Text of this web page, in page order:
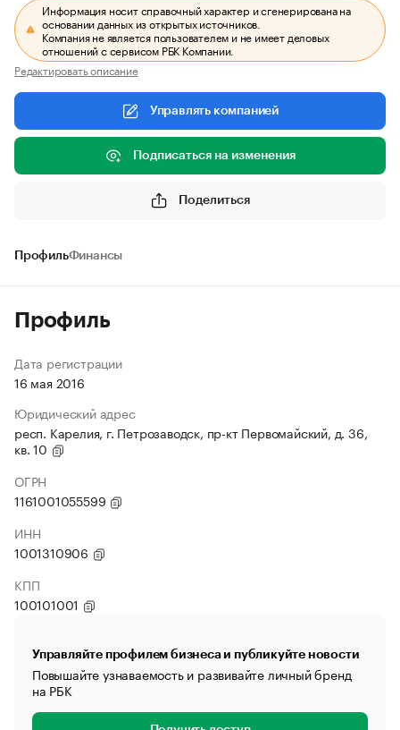
Информация носит справочный характер и сгенерирована на
основании данных из открытых источников.
Компания не является пользователем и не имеет деловых
отношений с сервисом РБК Компании.
Редактировать описание
Управлять компанией
Подписаться на изменения
Поделиться
ПрофильФинансы
Профиль
Дата регистрации
16 мая 2016
Юридический адрес
респ. Карелия, г. Петрозаводск, пр-кт Первомайский, д. 36,
кв. 10
ОГРН
1161001055599
ИНН
1001310906
КПП
100101001
Управляйте профилем бизнеса и публикуйте новости
Повышайте узнаваемость и развивайте личный бренд
на РБК